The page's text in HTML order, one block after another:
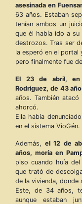
asesinada en
63 años. Estaban
tenían ambos un
que él había ido a su
destrozos. Tras ser
la esperó en el portal
pero finalmente fue
El 23 de abril, en
Rodríguez, de 43
años. También
ahorcó.
Ella había
en el sistema VioGén.
Además,el 12 de
años, moría en
piso cuando huía
que trató de
de la vivienda, donde
Este, de 34 años,
aunque estaban